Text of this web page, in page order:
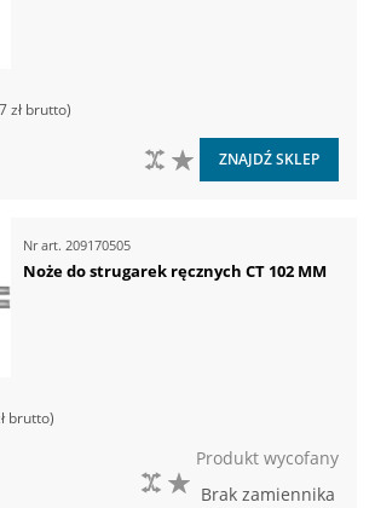
zł
DO LISTY ŻYCZEŃ
DO PORÓWNANIA
ZNAJDŹ SKLEP
Nr art. 209170505
Noże do strugarek ręcznych CT 102 MM
DO PORÓWNANIA
Produkt wycofany
Brak zamiennika